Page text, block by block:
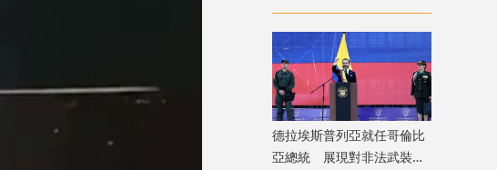
家安全揚言上訴
德拉埃斯普列亞就任哥倫比
亞總統 展現對非法武裝組